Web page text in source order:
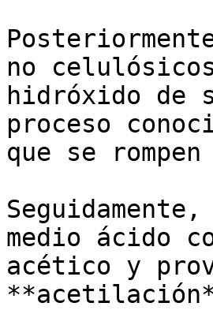
no
hidróxido de
proceso
que se
medio ácido
acético y